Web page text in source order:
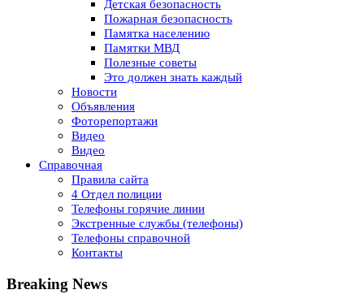
Детская безопасность
Пожарная безопасность
Памятка населению
Памятки МВД
Полезные советы
Это должен знать каждый
Новости
Объявления
Фоторепортажи
Видео
Видео
Справочная
Правила сайта
4 Отдел полиции
Телефоны горячие линии
Экстренные службы (телефоны)
Телефоны справочной
Контакты
Breaking News